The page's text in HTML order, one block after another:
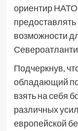
ориентир
возможности
Подчеркнув,
обладающий
взять на себя
различных
европейской